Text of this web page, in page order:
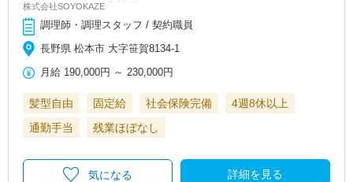
株式会社SOYOKAZE
調理師・調理スタッフ / 契約職員
長野県 松本市 大字笹賀8134-1
月給 190,000円 ～ 230,000円
髪型自由 固定給 社会保険完備
4週8休以上
通勤手当
残業ほぼなし
詳細を見る
気になる